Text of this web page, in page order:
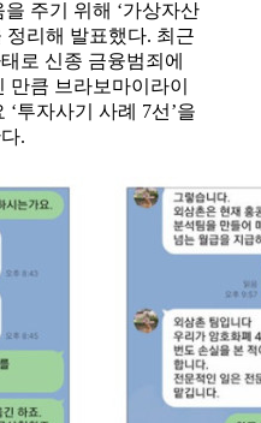
주기 위해 ‘가상자산
정리해 발표했다. 최근
로 신종 금융범죄에
큼 브라보마이라이
투자사기 사례 7선’을
.